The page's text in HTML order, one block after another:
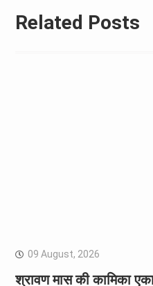
Related Posts
09 August, 2026
श्रावण मास की कामिका